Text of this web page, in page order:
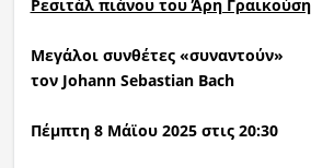
Ρεσιτάλ πιάνου του Άρη Γραικούση
Μεγάλοι συνθέτες «συναντούν»
τον Johann Sebastian Bach
Πέμπτη 8 Μάϊου 2025 στις 20:30